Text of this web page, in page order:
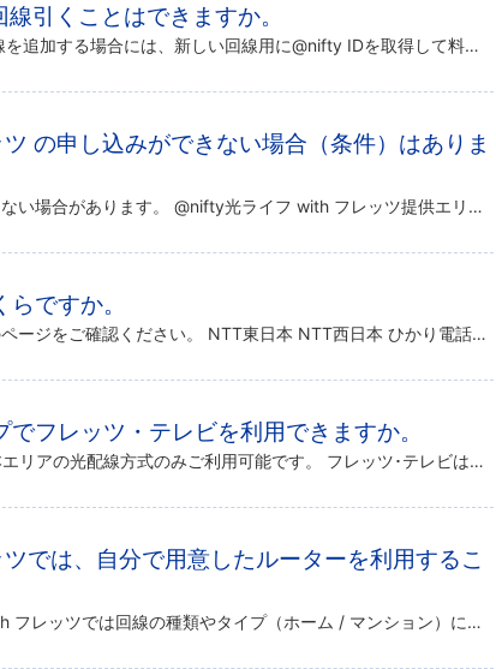
引くことはできますか。
ホームタイプの場合は可能です。 回線を追加する場合には、新しい回線用に@nifty IDを取得して料金コースの設定をしていただく必要があります。 ※ 1つの@nifty IDで2回線分のご利用はできません。※ 接続コース […]
の申し込みができない場合（条件）はありま
設置先の環境によって申し込みができない場合があります。 @nifty光ライフ with フレッツ提供エリア内であることを前提とします。 一戸建てにお住まいの場合 引き込みができる配管・エアコンダクトなどがなく、なおかつ壁 […]
ですか。
ひかり電話の料金については、以下のページをご確認ください。 NTT東日本 NTT西日本 ひかり電話は無料通話ではありません。通話料は別途かかります。 1電話番号ごとにユニバーサルサービス料金・電話リレーサービス料金が必要 […]
フレッツ・テレビを利用できますか。
マンションタイプの場合、NTT東日本エリアの光配線方式のみご利用可能です。 フレッツ･テレビは戸建てにお住まいの方におすすめのサービスです。 マンションタイプの回線の場合は、NTT東日本エリアで、配線方式が光配線方式（構 […]
では、自分で用意したルーターを利用するこ
利用は可能です。 @nifty光ライフ with フレッツでは回線の種類やタイプ（ホーム / マンション）によって、接続に必要な機器がNTT東日本 / 西日本よりレンタルされます。 ルーターの利用にあたっては、レンタル機 […]